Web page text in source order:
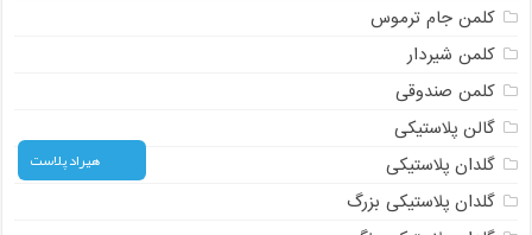
کلمن جام ترموس
کلمن شیردار
کلمن صندوقی
گالن پلاستیکی
گلدان پلاستیکی
گلدان پلاستیکی بزرگ
هیراد پلاست